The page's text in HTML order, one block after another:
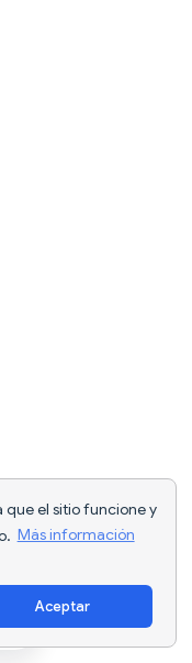
que el sitio funcione y
Más información
Aceptar